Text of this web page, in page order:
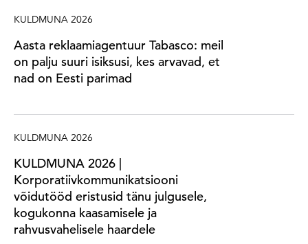
KULDMUNA 2026
Aasta reklaamiagentuur Tabasco: meil
on palju suuri isiksusi, kes arvavad, et
nad on Eesti parimad
KULDMUNA 2026
KULDMUNA 2026 |
Korporatiivkommunikatsiooni
võidutööd eristusid tänu julgusele,
kogukonna kaasamisele ja
rahvusvahelisele haardele